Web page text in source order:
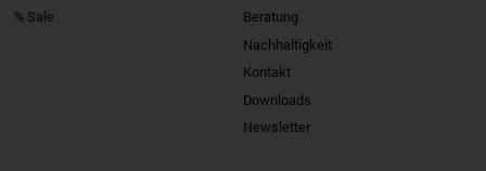
% Sale
Beratung
Nachhaltigkeit
Kontakt
Downloads
Newsletter